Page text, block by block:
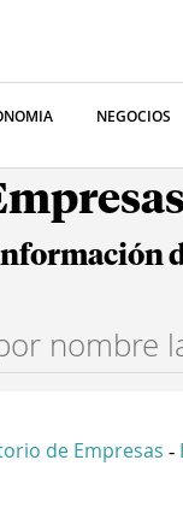
NEGOCIOS
de Empresas -